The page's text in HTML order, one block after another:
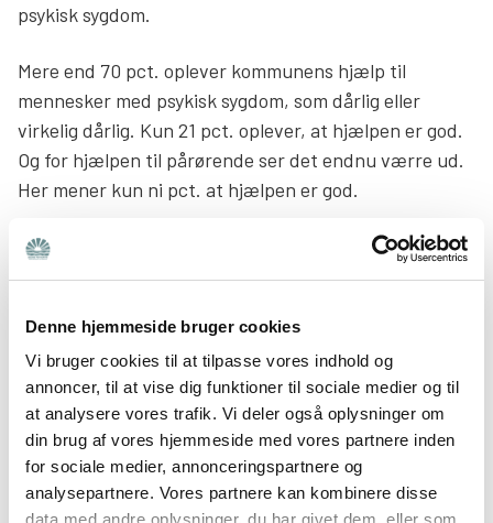
Denne hjemmeside bruger cookies
Vi bruger cookies til at tilpasse vores indhold og
annoncer, til at vise dig funktioner til sociale medier og til
at analysere vores trafik. Vi deler også oplysninger om
din brug af vores hjemmeside med vores partnere inden
for sociale medier, annonceringspartnere og
analysepartnere. Vores partnere kan kombinere disse
data med andre oplysninger, du har givet dem, eller som
psykisk sygdom.
Mere end 70 pct. oplever kommunens hjælp til
mennesker med psykisk sygdom, som dårlig eller
virkelig dårlig. Kun 21 pct. oplever, at hjælpen er god.
Og for hjælpen til pårørende ser det endnu værre ud.
Her mener kun ni pct. at hjælpen er god.
De adspurgte efterlyser blandt andet bedre
akuttilbud til syge, bedre hjælp til mennesker med
psykisk sygdom og misbrug og bedre støtte i hjemmet.